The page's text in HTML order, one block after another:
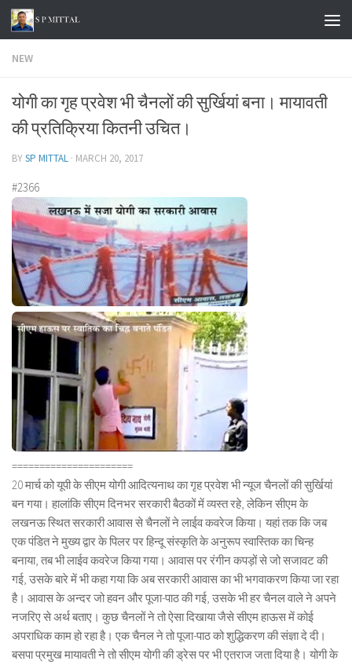
Skip to content
NEW
योगी का गृह प्रवेश भी चैनलों की सुर्खियां बना। मायावती
की प्रतिक्रिया कितनी उचित।
BYSP MITTAL · MARCH 20, 2017
#2366
======================
20 मार्च को यूपी के सीएम योगी आदित्यनाथ का गृह प्रवेश भी न्यूज चैनलों की सुर्खियां
बन गया। हालांकि सीएम दिनभर सरकारी बैठकों में व्यस्त रहे, लेकिन सीएम के
लखनऊ स्थित सरकारी आवास से चैनलों ने लाईव कवरेज किया। यहां तक कि जब
एक पंडित ने मुख्य द्वार के पिलर पर हिन्दू संस्कृति के अनुरूप स्वास्तिक का चिन्ह
बनाया, तब भी लाईव कवरेज किया गया। आवास पर रंगीन कपड़ों से जो सजावट की
गई, उसके बारे में भी कहा गया कि अब सरकारी आवास का भी भगवाकरण किया जा रहा
है। आवास के अन्दर जो हवन और पूजा-पाठ की गई, उसके भी हर चैनल वाले ने अपने
नजरिए से अर्थ बताए। कुछ चैनलों ने तो ऐसा दिखाया जैसे सीएम हाऊस में कोई
अपराधिक काम हो रहा है। एक चैनल ने तो पूजा-पाठ को शुद्धिकरण की संज्ञा दे दी।
बसपा प्रमुख मायावती ने तो सीएम योगी की ड्रेस पर भी एतराज जता दिया है। योगी के